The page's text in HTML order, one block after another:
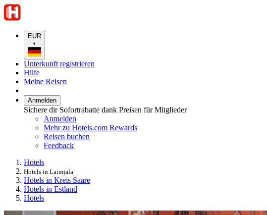
EUR
•
Unterkunft registrieren
Hilfe
Meine Reisen
Anmelden
Sichere dir Sofortrabatte dank Preisen für Mitglieder
Anmelden
Mehr zu Hotels.com Rewards
Reisen buchen
Feedback
Hotels
Hotels in Laimjala
Hotels in Kreis Saare
Hotels in Estland
Hotels